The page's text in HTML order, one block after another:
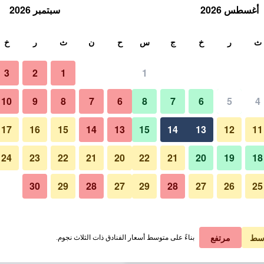
الواحدة
في الليلة
﷼ عرض الصفقة
﷼ عرض الصفقة
غرفة نوم
صور لـ ذا أوبيروي سوخفيلاس سبا
أغسطس 2026
ث ر خ ج س
1
4
5
6
7
8
11
12
13
14
15
18
19
20
21
22
25
26
27
28
29
سبتمبر 2026
ح ن ث ر خ
1
2
3
6
7
8
9
10
13
14
15
16
17
20
21
22
23
24
27
28
29
30
مرتفع بناءً على متوسط أسعار الفنادق ذات الثلاث نجوم.